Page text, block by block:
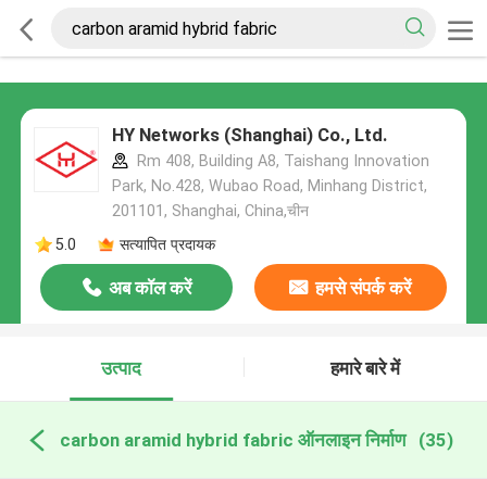
HY Networks (Shanghai) Co., Ltd.
Rm 408, Building A8, Taishang Innovation
Park, No.428, Wubao Road, Minhang District,
201101, Shanghai, China,चीन
5.0
सत्यापित प्रदायक
अब कॉल करें हमसे संपर्क करें
उत्पाद हमारे बारे में
carbon aramid hybrid fabric ऑनलाइन निर्माण (35)